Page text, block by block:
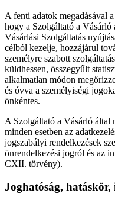
A fenti adatok megadásával
hogy a Szolgáltató a Vásárló
Vásárlási Szolgáltatás
célból kezelje, hozzájárul
személyre szabott
küldhessen, összegyűlt
alkalmatlan módon
és óvva a személyiségi
önkéntes.
A Szolgáltató a Vásárló által
minden esetben az
jogszabályi rendelkezések
önrendelkezési jogról és az
CXII. törvény).
Joghatóság, hatáskör,